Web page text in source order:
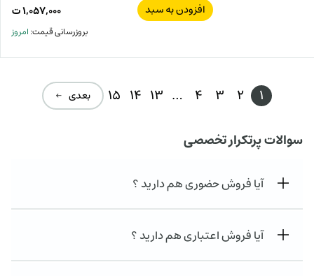
افزودن به سبد ۱,۰۵۷,۰۰۰ت
بروزرسانی قیمت:امروز
1
2
3
4
…
13
14
15 بعدی ←
سوالات پرتکرار تخصصی
آیا فروش حضوری هم دارید ؟
آیا فروش اعتباری هم دارید ؟